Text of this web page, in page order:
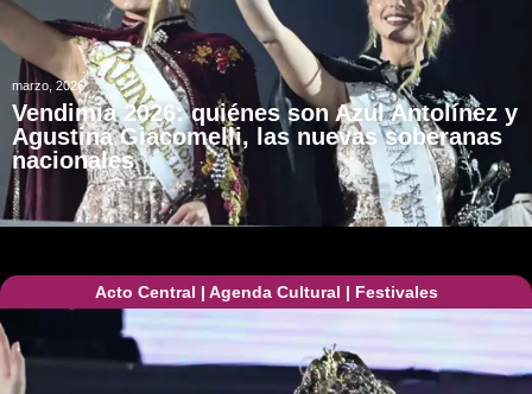
marzo, 2026
Vendimia 2026: quiénes son Azul Antolínez y
Agustina Giacomelli, las nuevas soberanas
nacionales
Acto Central | Agenda Cultural | Festivales